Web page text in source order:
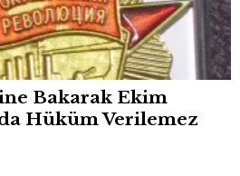
Bakarak Ekim
Hüküm Verilemez